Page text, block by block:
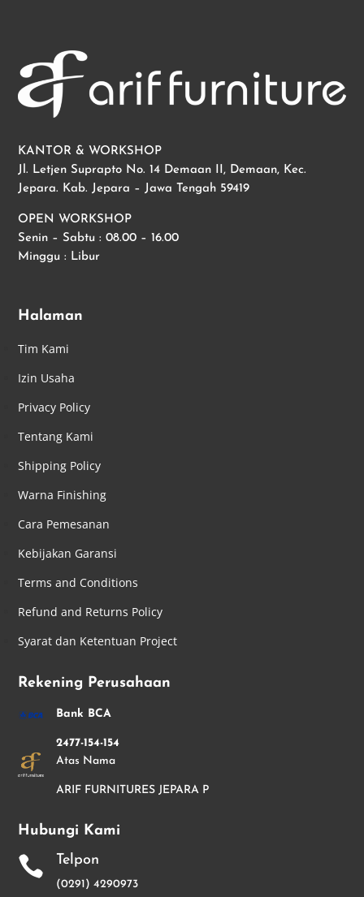
KANTOR & WORKSHOP
Jl. Letjen Suprapto No. 14 Demaan II, Demaan, Kec.
Jepara. Kab. Jepara – Jawa Tengah 59419
OPEN WORKSHOP
Senin – Sabtu : 08.00 – 16.00
Minggu : Libur
Halaman
Tim Kami
Izin Usaha
Privacy Policy
Tentang Kami
Shipping Policy
Warna Finishing
Cara Pemesanan
Kebijakan Garansi
Terms and Conditions
Refund and Returns Policy
Syarat dan Ketentuan Project
Rekening Perusahaan
Bank BCA
2477-154-154
Atas Nama
ARIF FURNITURES JEPARA P
Hubungi Kami
 Telpon
(0291) 4290973